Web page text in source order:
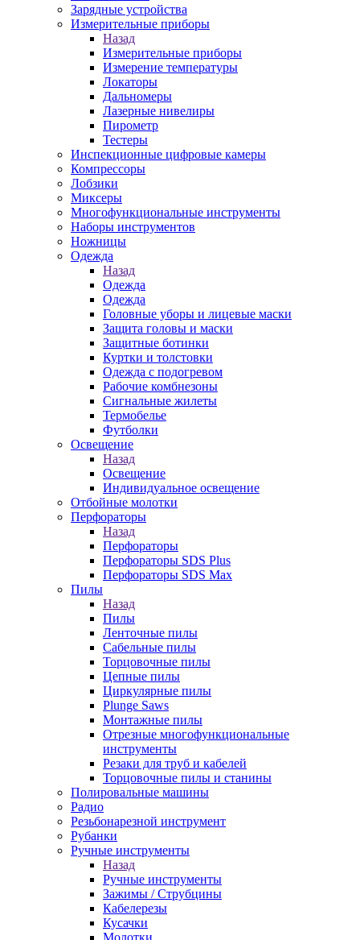
Зарядные устройства
Измерительные приборы
Назад
Измерительные приборы
Измерение температуры
Локаторы
Дальномеры
Лазерные нивелиры
Пирометр
Тестеры
Инспекционные цифровые камеры
Компрессоры
Лобзики
Миксеры
Многофункциональные инструменты
Наборы инструментов
Ножницы
Одежда
Назад
Одежда
Одежда
Головные уборы и лицевые маски
Защита головы и маски
Защитные ботинки
Куртки и толстовки
Одежда с подогревом
Рабочие комбнезоны
Сигнальные жилеты
Термобелье
Футболки
Освещение
Назад
Освещение
Индивидуальное освещение
Отбойные молотки
Перфораторы
Назад
Перфораторы
Перфораторы SDS Plus
Перфораторы SDS Max
Пилы
Назад
Пилы
Ленточные пилы
Сабельные пилы
Торцовочные пилы
Цепные пилы
Циркулярные пилы
Plunge Saws
Монтажные пилы
Отрезные многофункциональные
инструменты
Резаки для труб и кабелей
Торцовочные пилы и станины
Полировальные машины
Радио
Резьбонарезной инструмент
Рубанки
Ручные инструменты
Назад
Ручные инструменты
Зажимы / Струбцины
Кабелерезы
Кусачки
Молотки